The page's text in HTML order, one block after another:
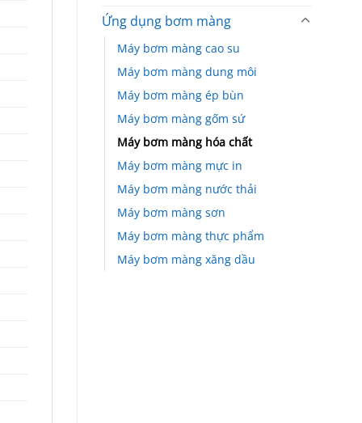
Ứng dụng bơm màng
Máy bơm màng cao su
Máy bơm màng dung môi
Máy bơm màng ép bùn
Máy bơm màng gốm sứ
Máy bơm màng hóa chất
Máy bơm màng mực in
Máy bơm màng nước thải
Máy bơm màng sơn
Máy bơm màng thực phẩm
Máy bơm màng xăng dầu